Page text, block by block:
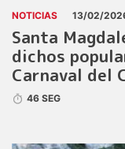
NOTICIAS 13/02/
Santa
dichos
Carnaval del
46 SEG